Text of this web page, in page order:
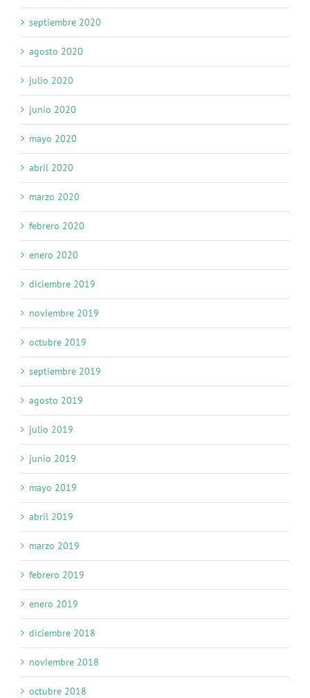
septiembre 2020
agosto 2020
julio 2020
junio 2020
mayo 2020
abril 2020
marzo 2020
febrero 2020
enero 2020
diciembre 2019
noviembre 2019
octubre 2019
septiembre 2019
agosto 2019
julio 2019
junio 2019
mayo 2019
abril 2019
marzo 2019
febrero 2019
enero 2019
diciembre 2018
noviembre 2018
octubre 2018